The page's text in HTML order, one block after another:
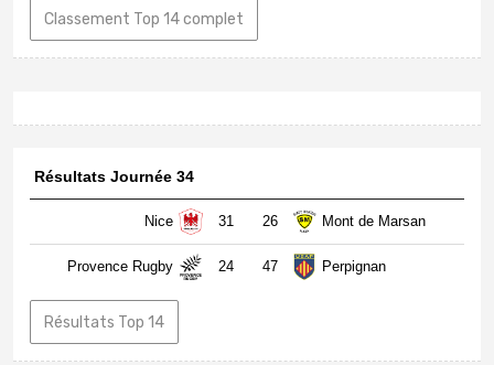
Classement Top 14 complet
Résultats Journée 34
Nice 31 26 Mont de Marsan
Provence Rugby 24 47 Perpignan
Résultats Top 14